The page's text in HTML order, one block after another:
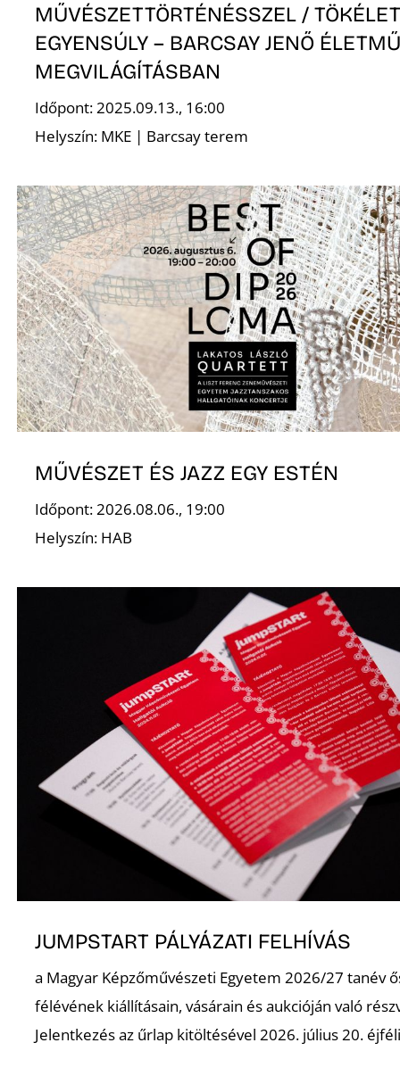
MŰVÉSZETTÖRTÉNÉSSZEL /
EGYENSÚLY – BARCSAY JENŐ
MEGVILÁGÍTÁSBAN
Időpont: 2025.09.13., 16:00
Helyszín: MKE | Barcsay terem
MŰVÉSZET ÉS JAZZ EGY ESTÉN
Időpont: 2026.08.06., 19:00
Helyszín: HAB
JUMPSTART PÁLYÁZATI FELHÍVÁS
a Magyar Képzőművészeti Egyetem 2026/27 tanév
félévének kiállításain, vásárain és aukcióján való
Jelentkezés az űrlap kitöltésével 2026. július 20.